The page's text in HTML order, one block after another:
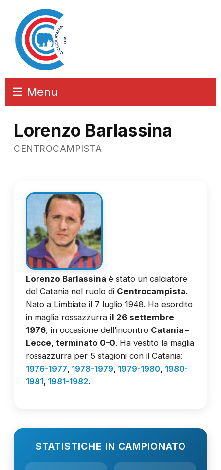
☰ Menu
Lorenzo Barlassina
CENTROCAMPISTA
Lorenzo Barlassina è stato un calciatore
del Catania nel ruolo di Centrocampista.
Nato a Limbiate il 7 luglio 1948. Ha esordito
in maglia rossazzurra il 26 settembre
1976, in occasione dell’incontro Catania –
Lecce, terminato 0–0. Ha vestito la maglia
rossazzurra per 5 stagioni con il Catania:
1976-1977, 1978-1979, 1979-1980, 1980-
1981, 1981-1982.
STATISTICHE IN CAMPIONATO